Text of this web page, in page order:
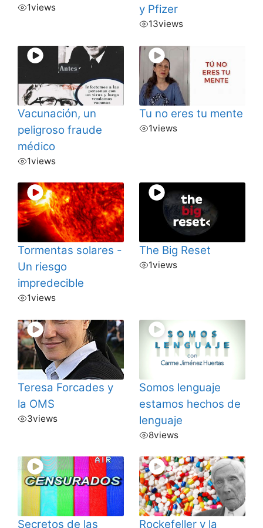
1views
y Pfizer
13views
Vacunación, un
peligroso fraude
médico
1views
Tu no eres tu mente
1views
Tormentas solares -
Un riesgo
impredecible
1views
The Big Reset
1views
Teresa Forcades y
la OMS
3views
Somos lenguaje
estamos hechos de
lenguaje
8views
Secretos de las Rockefeller y la